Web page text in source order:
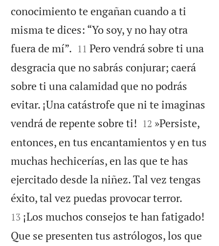
conocimiento te engañan cuando a ti
misma te dices: “Yo soy, y no hay otra
fuera de mí”. 

11 Pero vendrá sobre ti una
desgracia que no sabrás conjurar; caerá
sobre ti una calamidad que no podrás
evitar. ¡Una catástrofe que ni te imaginas
vendrá de repente sobre ti! 

12 »Persiste,
entonces, en tus encantamientos y en tus
muchas hechicerías, en las que te has
ejercitado desde la niñez. Tal vez tengas
éxito, tal vez puedas provocar terror.
13 ¡Los muchos consejos te han fatigado!
Que se presenten tus astrólogos, los que